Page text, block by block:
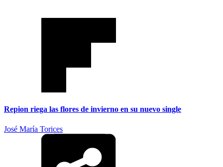
Repion riega las flores de invierno en su nuevo single
José María Torices